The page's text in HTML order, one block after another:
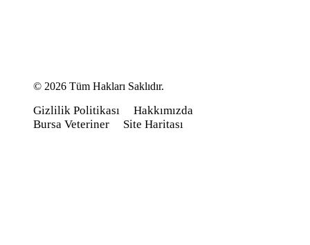
© 2026 Tüm Hakları Saklıdır.
Gizlilik Politikası
Hakkımızda
Bursa Veteriner
Site Haritası